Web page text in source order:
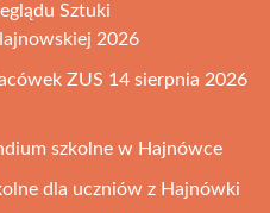
Sztuki
2026
ZUS 14 sierpnia 2026
szkolne w Hajnówce
dla uczniów z Hajnówki